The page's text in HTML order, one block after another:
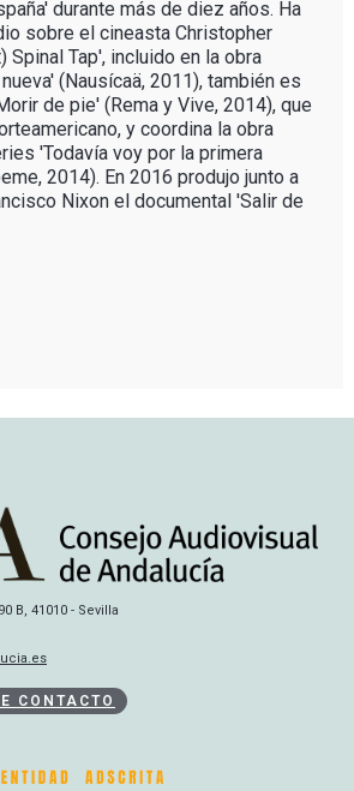
durante más de diez años. Ha
sobre el cineasta Christopher
Spinal Tap', incluido en la obra
(Nausícaä, 2011), también es
de pie' (Rema y Vive, 2014), que
y coordina la obra
'Todavía voy por la primera
2014). En 2016 produjo junto a
Nixon el documental 'Salir de
B, 41010 - Sevilla
CONTACTO